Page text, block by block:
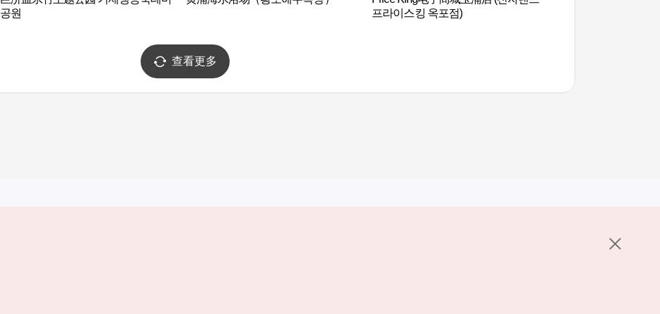
공원
프라이스킹 옥포점)
查看更多